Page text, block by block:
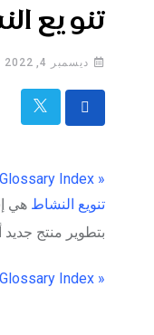
تنويع
ديسمبر 4, 2022
« Back to Glossary Index
تنويع النشاط هي
بتطوير منتج
« Back to Glossary Index